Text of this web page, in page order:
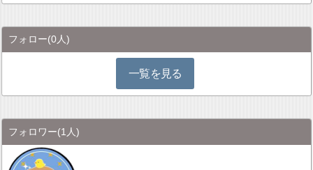
フォロー(0人)
一覧を見る
フォロワー(1人)